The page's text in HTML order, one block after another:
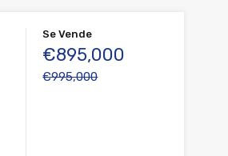
Se Vende
€895,000
€995,000